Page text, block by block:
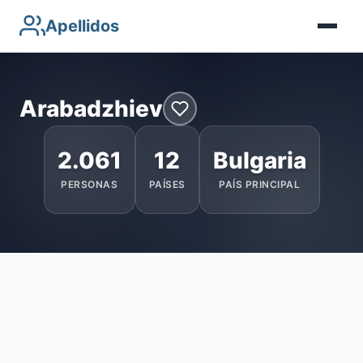
Apellidos
Arabadzhiev
2.061
PERSONAS
12
PAÍSES
Bulgaria
PAÍS PRINCIPAL